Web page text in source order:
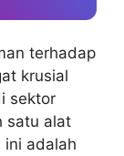
terhadap
krusial
sektor
satu alat
adalah